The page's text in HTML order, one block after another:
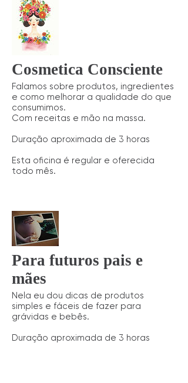
Cosmetica Consciente
Falamos sobre produtos, ingredientes
e como melhorar a qualidade do que
consumimos.
Com receitas e mão na massa.
Duração aproximada de 3 horas
Esta oficina é regular e oferecida
todo mês.
Para futuros pais e
mães
Nela eu dou dicas de produtos
simples e fáceis de fazer para
grávidas e bebês.
Duração aproximada de 3 horas